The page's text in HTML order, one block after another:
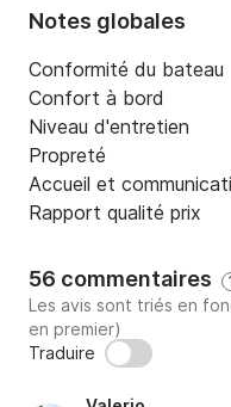
Notes globales
Conformité du bateau
Confort à bord
Niveau d'entretien
Propreté
Accueil et
Rapport qualité prix
56 commentaires
Les avis sont triés en
en premier)
Traduire